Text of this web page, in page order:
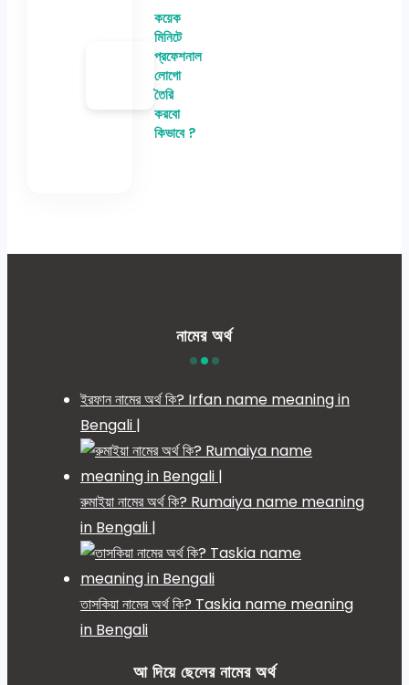
কয়েক
মিনিটে
প্রফেশনাল
লোগো
তৈরি
করবো
কিভাবে ?
নামের অর্থ
ইরফান নামের অর্থ কি? Irfan name meaning in
Bengali |
রুমাইয়া নামের অর্থ কি? Rumaiya name meaning
in Bengali |
তাসকিয়া নামের অর্থ কি? Taskia name meaning
in Bengali
আ দিয়ে ছেলের নামের অর্থ